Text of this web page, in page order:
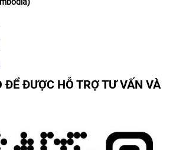
ĐỂ ĐƯỢC HỖ TRỢ TƯ VẤN VÀ